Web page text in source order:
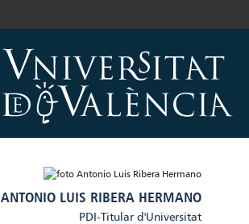
ANTONIO LUIS RIBERA HERMANO
PDI-Titular d'Universitat